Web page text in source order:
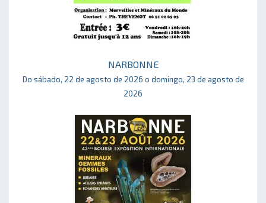
NARBONNE
Do sábado, 22 de agosto de 2026 o domingo, 23 de agosto de
2026